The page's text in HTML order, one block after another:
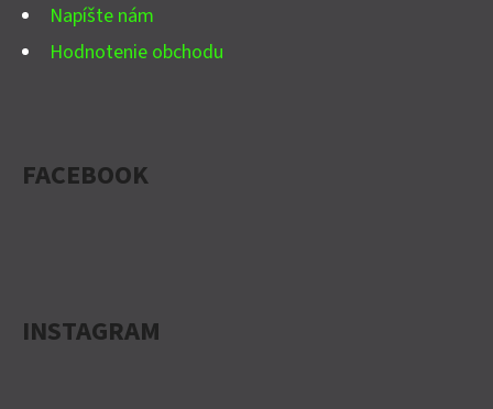
Napíšte nám
Hodnotenie obchodu
FACEBOOK
INSTAGRAM